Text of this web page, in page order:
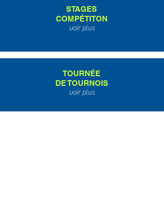
STAGES
COMPÉTITON
voir plus
TOURNÉE
DE TOURNOIS
voir plus